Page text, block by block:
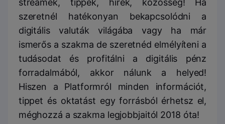
streamek, tippek, hírek, közösség! Ha
szeretnél hatékonyan bekapcsolódni a
digitális valuták világába vagy ha már
ismerős a szakma de szeretnéd elmélyíteni a
tudásodat és profitálni a digitális pénz
forradalmából, akkor nálunk a helyed!
Hiszen a Platformról minden információt,
tippet és oktatást egy forrásból érhetsz el,
méghozzá a szakma legjobbjaitól 2018 óta!